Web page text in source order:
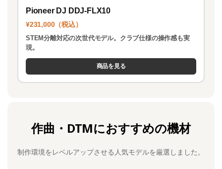
Pioneer DJ DDJ-FLX10
¥231,000（税込）
STEM分離対応の次世代モデル。クラブ仕様の操作感も実
現。
商品を見る
作曲・DTMにおすすめの機材
制作環境をレベルアップさせる人気モデルを厳選しました。